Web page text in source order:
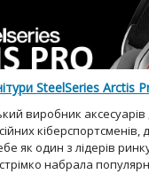
SteelSeries Arctis
виробник аксесуарів
кіберспортсменів,
як один з лідерів
набрала